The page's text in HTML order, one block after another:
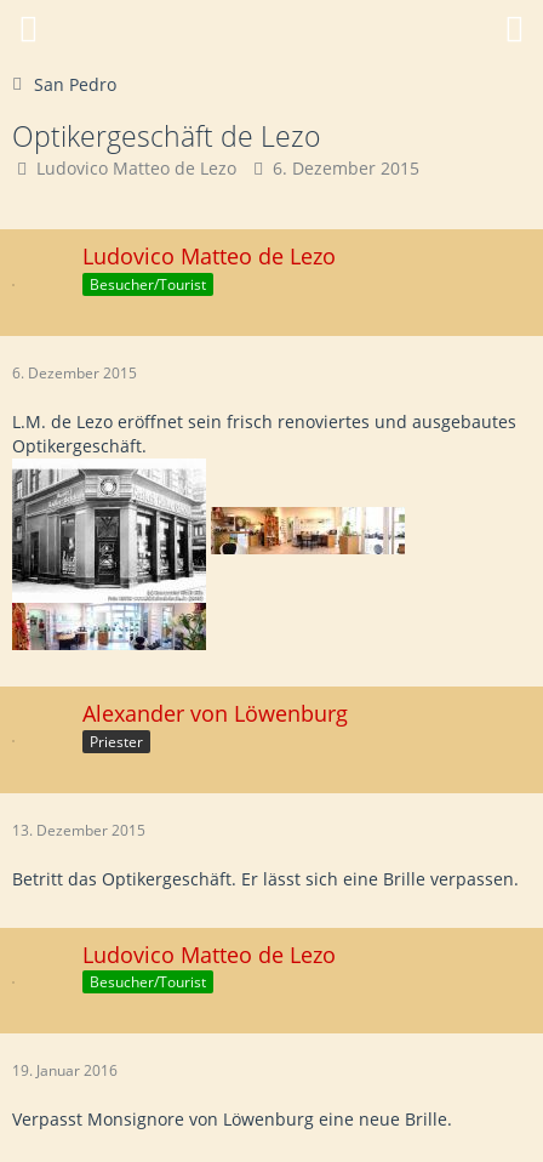
San Pedro
Optikergeschäft de Lezo
Ludovico Matteo de Lezo 6. Dezember 2015
Ludovico Matteo de Lezo
Besucher/Tourist
6. Dezember 2015
L.M. de Lezo eröffnet sein frisch renoviertes und ausgebautes
Optikergeschäft.
Alexander von Löwenburg
Priester
13. Dezember 2015
Betritt das Optikergeschäft. Er lässt sich eine Brille verpassen.
Ludovico Matteo de Lezo
Besucher/Tourist
19. Januar 2016
Verpasst Monsignore von Löwenburg eine neue Brille.